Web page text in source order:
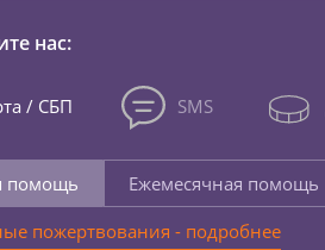
нас:
/ СБП SMS
помощь
Ежемесячная помощь
пожертвования - подробнее